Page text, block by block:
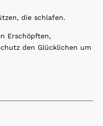
die schlafen.
Erschöpften,
den Glücklichen um